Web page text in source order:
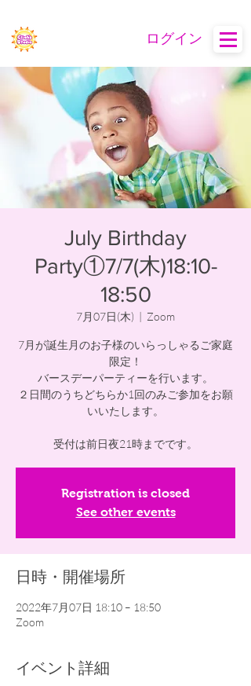
ログイン
July Birthday
Party①7/7(木)18:10-
18:50
7月07日(木)
  |
Zoom
7月が誕生月のお子様のいらっしゃるご家庭
限定！
バースデーパーティーを行います。
２日間のうちどちらか1回のみご参加をお願
いいたします。
受付は前日夜21時までです。
Registration is closed
See other events
日時・開催場所
2022年7月07日 18:10 – 18:50
Zoom
イベント詳細